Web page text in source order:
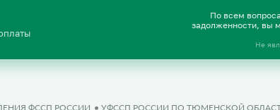
По всем
задолженности, вы
Не
ФССП РОССИИ УФССП РОССИИ ПО ТЮМЕНСКОЙ